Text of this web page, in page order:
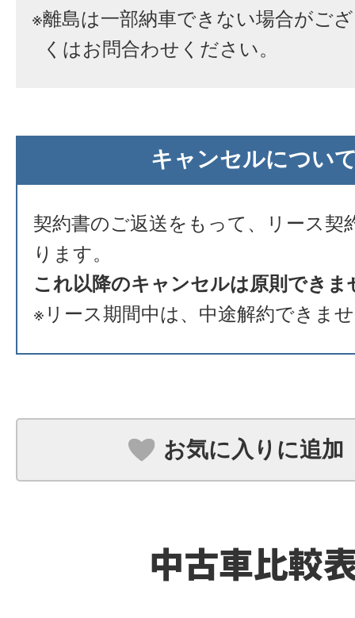
※離島は一部納車できない場合がご
くはお問合わせください。
キャンセルについ
契約書のご返送をもって、リース契
ります。
これ以降のキャンセルは原則できま
※リース期間中は、中途解約できま
お気に入りに追加
中古車比較